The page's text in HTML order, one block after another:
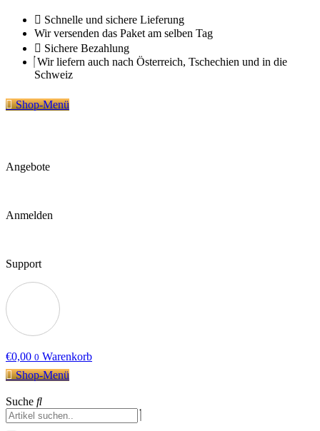
Zum
Inhalt
springen
Schnelle und sichere Lieferung
Wir versenden das Paket am selben Tag
Sichere Bezahlung
Wir liefern auch nach Österreich, Tschechien und in die
Schweiz
Shop-Menü
Angebote
Anmelden
Support
€0,00 0 Warenkorb
Shop-Menü
Suche